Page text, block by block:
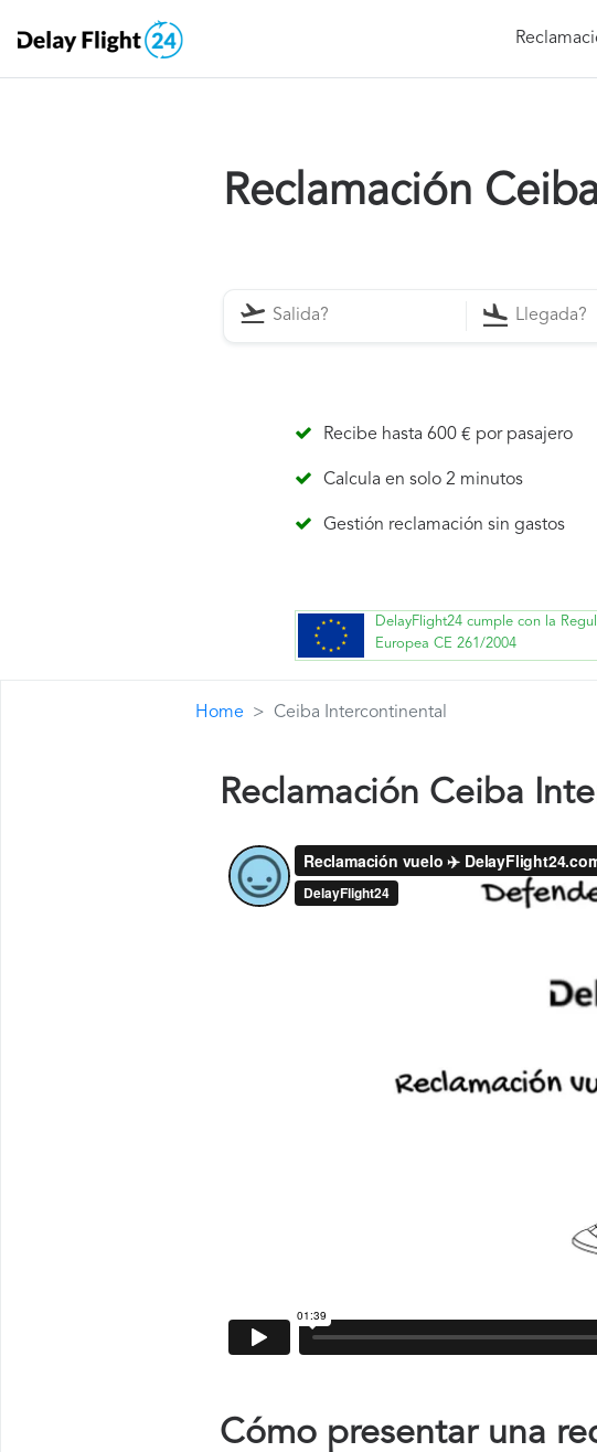
Reclamación
Recibe hasta 600 € por pasajero
Calcula en solo 2 minutos
Gestión reclamación sin gastos
DelayFlight24 cumple con la
Europea CE 261/2004
Home Ceiba Intercontinental
Reclamación Ceiba
Cómo presentar una